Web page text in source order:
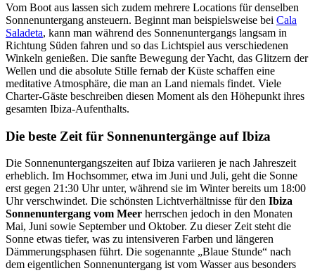
Vom Boot aus lassen sich zudem mehrere Locations für denselben
Sonnenuntergang ansteuern. Beginnt man beispielsweise bei Cala
Saladeta, kann man während des Sonnenuntergangs langsam in
Richtung Süden fahren und so das Lichtspiel aus verschiedenen
Winkeln genießen. Die sanfte Bewegung der Yacht, das Glitzern der
Wellen und die absolute Stille fernab der Küste schaffen eine
meditative Atmosphäre, die man an Land niemals findet. Viele
Charter-Gäste beschreiben diesen Moment als den Höhepunkt ihres
gesamten Ibiza-Aufenthalts.
Die beste Zeit für Sonnenuntergänge auf Ibiza
Die Sonnenuntergangszeiten auf Ibiza variieren je nach Jahreszeit
erheblich. Im Hochsommer, etwa im Juni und Juli, geht die Sonne
erst gegen 21:30 Uhr unter, während sie im Winter bereits um 18:00
Uhr verschwindet. Die schönsten Lichtverhältnisse für den Ibiza
Sonnenuntergang vom Meer herrschen jedoch in den Monaten
Mai, Juni sowie September und Oktober. Zu dieser Zeit steht die
Sonne etwas tiefer, was zu intensiveren Farben und längeren
Dämmerungsphasen führt. Die sogenannte „Blaue Stunde“ nach
dem eigentlichen Sonnenuntergang ist vom Wasser aus besonders